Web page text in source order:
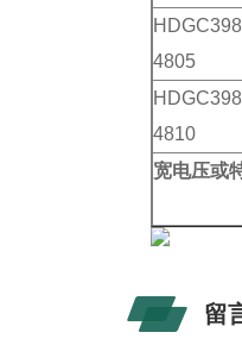
4805
4810
宽电压或
留